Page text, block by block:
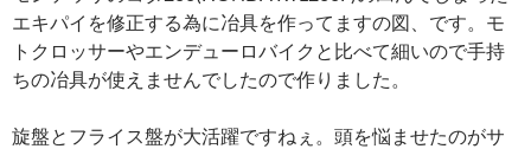
エキパイを修正する為に冶具を作ってますの図、です。モ
トクロッサーやエンデューロバイクと比べて細いので手持
ちの冶具が使えませんでしたので作りました。
旋盤とフライス盤が大活躍ですねぇ。頭を悩ませたのがサ